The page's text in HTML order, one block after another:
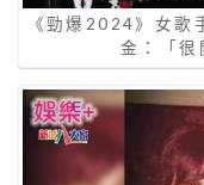
《勁爆2024》女歌
金：「很